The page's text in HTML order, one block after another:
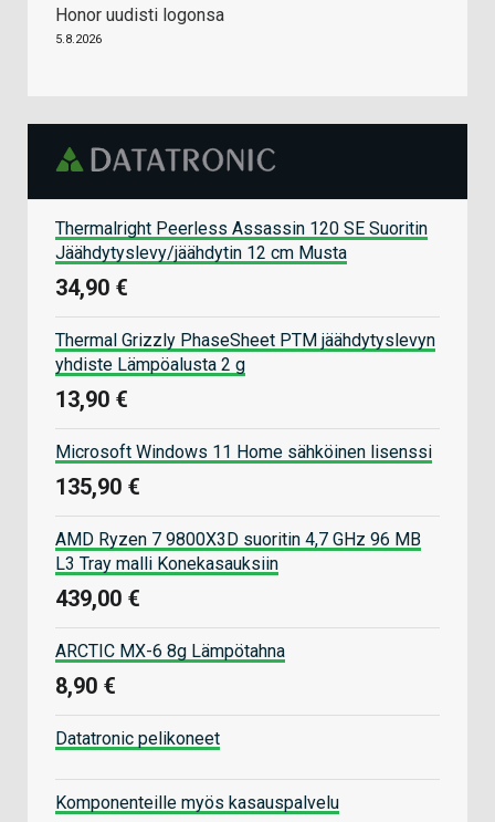
Honor uudisti logonsa
5.8.2026
Thermalright Peerless Assassin 120 SE Suoritin
Jäähdytyslevy/jäähdytin 12 cm Musta
34,90 €
Thermal Grizzly PhaseSheet PTM jäähdytyslevyn
yhdiste Lämpöalusta 2 g
13,90 €
Microsoft Windows 11 Home sähköinen lisenssi
135,90 €
AMD Ryzen 7 9800X3D suoritin 4,7 GHz 96 MB
L3 Tray malli Konekasauksiin
439,00 €
ARCTIC MX-6 8g Lämpötahna
8,90 €
Datatronic pelikoneet
Komponenteille myös kasauspalvelu